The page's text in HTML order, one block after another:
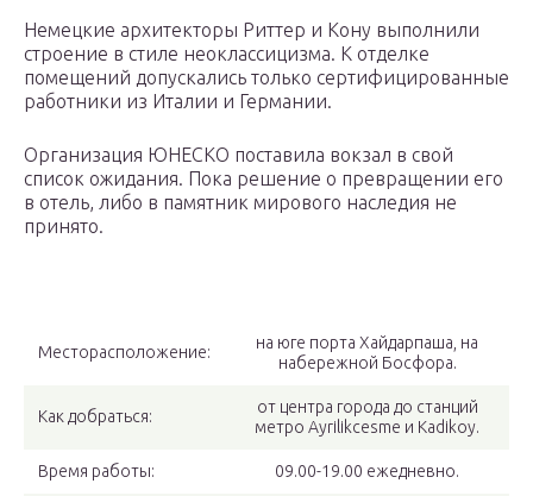
Немецкие архитекторы Риттер и Кону выполнили
строение в стиле неоклассицизма. К отделке
помещений допускались только сертифицированные
работники из Италии и Германии.
Организация ЮНЕСКО поставила вокзал в свой
список ожидания. Пока решение о превращении его
в отель, либо в памятник мирового наследия не
принято.
Месторасположение:
на юге порта Хайдарпаша, на
набережной Босфора.
Как добраться:
от центра города до станций
метро Ayrilikcesme и Kadikoy.
Время работы: 09.00-19.00 ежедневно.